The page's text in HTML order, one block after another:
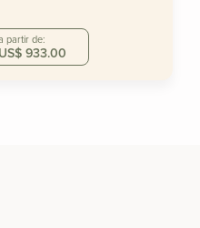
partir de:
US$ 933.00